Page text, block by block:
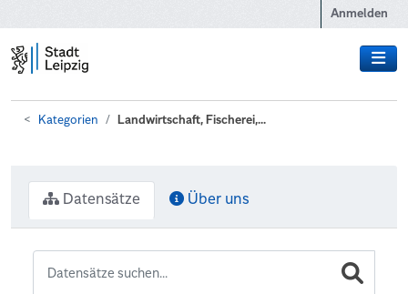
Anmelden
Kategorien Landwirtschaft, Fischerei,...
Datensätze Über uns